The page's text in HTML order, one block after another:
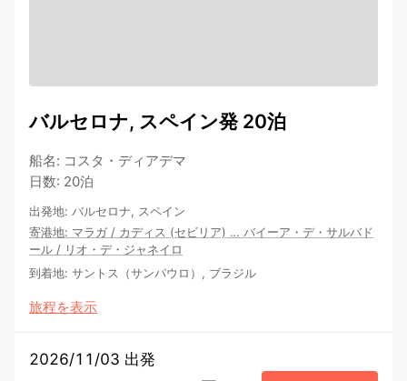
バルセロナ, スペイン発 20泊
船名: コスタ・ディアデマ
日数: 20泊
出発地: バルセロナ, スペイン
寄港地: マラガ / カディス (セビリア) … バイーア・デ・サルバド
ール / リオ・デ・ジャネイロ
到着地: サントス（サンパウロ）, ブラジル
旅程を表示
2026/11/03 出発